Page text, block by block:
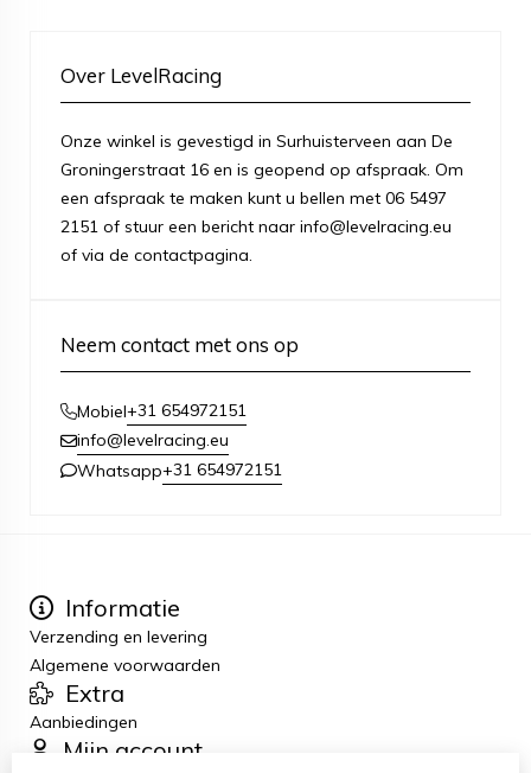
Over LevelRacing
Onze winkel is gevestigd in Surhuisterveen aan De
Groningerstraat 16 en is geopend op afspraak. Om
een afspraak te maken kunt u bellen met 06 5497
2151 of stuur een bericht naar info@levelracing.eu
of via de contactpagina.
Neem contact met ons op
Mobiel+31 654972151
info@levelracing.eu
Whatsapp+31 654972151
Informatie
Verzending en levering
Algemene voorwaarden
Extra
Aanbiedingen
Mijn account